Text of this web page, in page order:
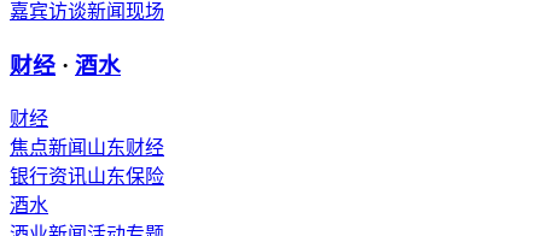
嘉宾访谈新闻现场
财经 · 酒水
财经
焦点新闻 山东财经
银行资讯山东保险
酒水